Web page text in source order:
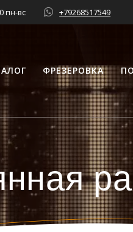
пн-вс +79268517549
ФРЕЗЕРОВКА